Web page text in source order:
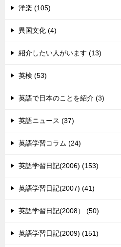
洋楽 (105)
異国文化 (4)
紹介したい人がいます (13)
英検 (53)
英語で日本のことを紹介 (3)
英語ニュース (37)
英語学習コラム (24)
英語学習日記(2006) (153)
英語学習日記(2007) (41)
英語学習日記(2008） (50)
英語学習日記(2009) (151)